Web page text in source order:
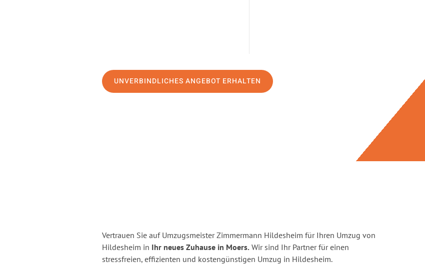
UNVERBINDLICHES ANGEBOT ERHALTEN
Vertrauen Sie auf Umzugsmeister Zimmermann Hildesheim für Ihren Umzug von
Hildesheim in Ihr neues Zuhause in Moers. Wir sind Ihr Partner für einen
stressfreien, effizienten und kostengünstigen Umzug in Hildesheim.